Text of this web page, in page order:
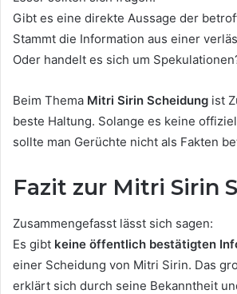
Gibt es eine direkte Aussage der
Stammt die Information aus einer
Oder handelt es sich um
Beim Thema Mitri Sirin Scheidung ist
beste Haltung. Solange es keine
sollte man Gerüchte nicht als Fakten
Fazit zur Mitri Sirin
Zusammengefasst lässt sich sagen:
Es gibt keine öffentlich bestätigten
einer Scheidung von Mitri Sirin. Das
erklärt sich durch seine Bekanntheit